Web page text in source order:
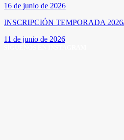
16 de junio de 2026
INSCRIPCIÓN TEMPORADA
11 de junio de 2026